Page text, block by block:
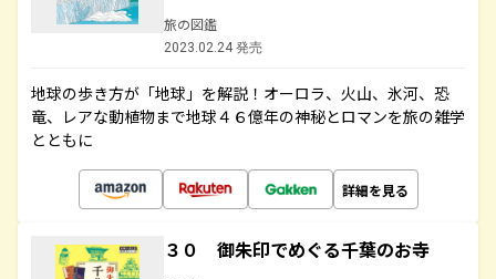
旅の図鑑
2023.02.24 発売
地球の歩き方が「地球」を解説！オーロラ、火山、氷河、恐
竜、レアな動植物まで地球４６億年の神秘とロマンを旅の雑学
とともに
詳細を見る
３０ 御朱印でめぐる千葉のお寺